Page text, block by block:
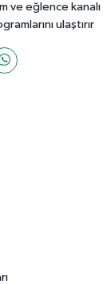
ve eğlence kanalı
ulaştırır